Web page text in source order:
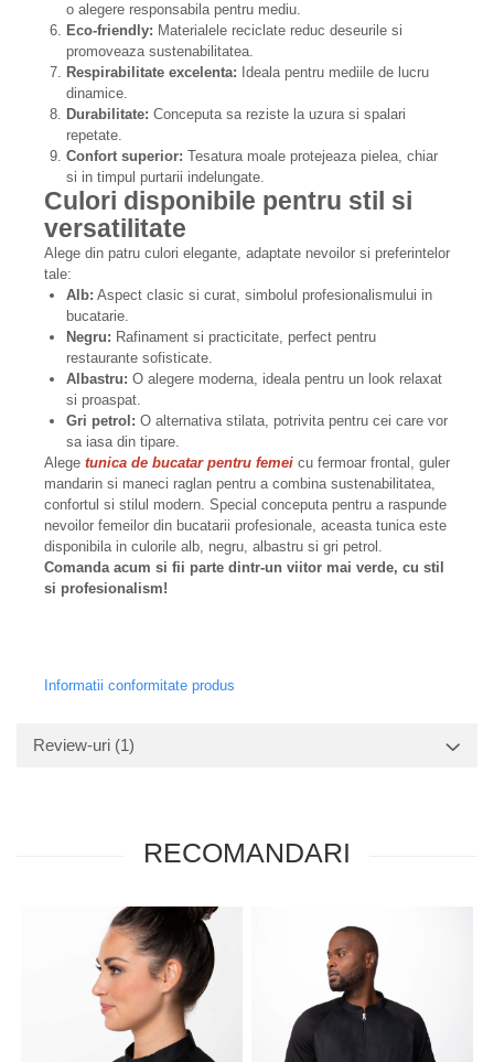
o alegere responsabila pentru mediu.
Eco-friendly: Materialele reciclate reduc deseurile si
promoveaza sustenabilitatea.
Respirabilitate excelenta: Ideala pentru mediile de lucru
dinamice.
Durabilitate: Conceputa sa reziste la uzura si spalari
repetate.
Confort superior: Tesatura moale protejeaza pielea, chiar
si in timpul purtarii indelungate.
Culori disponibile pentru stil si
versatilitate
Alege din patru culori elegante, adaptate nevoilor si preferintelor
tale:
Alb: Aspect clasic si curat, simbolul profesionalismului in
bucatarie.
Negru: Rafinament si practicitate, perfect pentru
restaurante sofisticate.
Albastru: O alegere moderna, ideala pentru un look relaxat
si proaspat.
Gri petrol: O alternativa stilata, potrivita pentru cei care vor
sa iasa din tipare.
Alege tunica de bucatar pentru femei cu fermoar frontal, guler
mandarin si maneci raglan pentru a combina sustenabilitatea,
confortul si stilul modern. Special conceputa pentru a raspunde
nevoilor femeilor din bucatarii profesionale, aceasta tunica este
disponibila in culorile alb, negru, albastru si gri petrol.
Comanda acum si fii parte dintr-un viitor mai verde, cu stil
si profesionalism!
Informatii conformitate produs
Review-uri (1)
RECOMANDARI